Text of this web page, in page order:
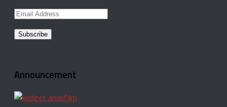
Email
Announcement